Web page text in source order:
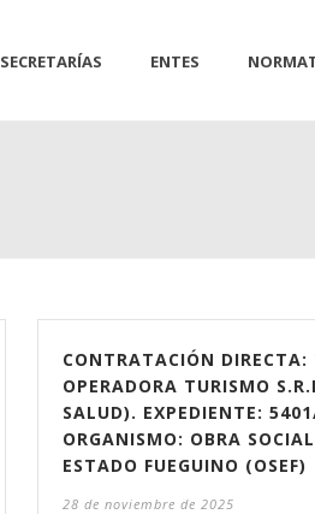
SECRETARÍAS ENTES
CONTRATACIÓN DIRECTA:
OPERADORA TURISMO
SALUD). EXPEDIENTE:
ORGANISMO: OBRA
ESTADO FUEGUINO (OSEF)
28 de noviembre de 2025